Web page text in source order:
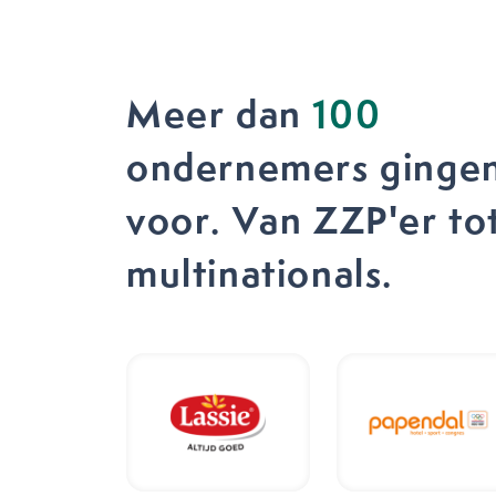
Meer dan100
ondernemers
voor. Van ZZP'er
multinationals.